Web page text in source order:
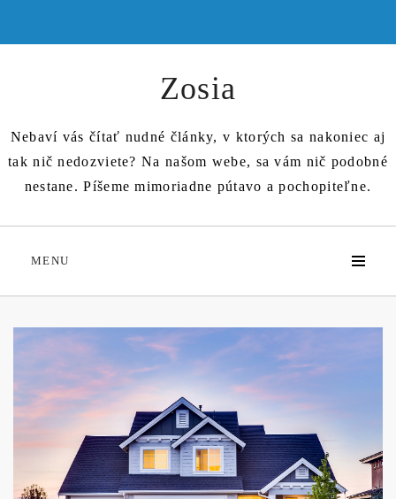
content
Zosia
Nebaví vás čítať nudné články, v ktorých sa nakoniec aj
tak nič nedozviete? Na našom webe, sa vám nič podobné
nestane. Píšeme mimoriadne pútavo a pochopiteľne.
MENU